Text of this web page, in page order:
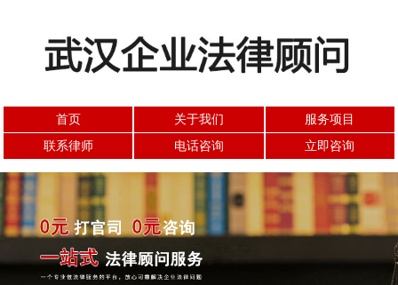
首页 关于我们
服务项目
联系律师
电话咨询 立即咨询